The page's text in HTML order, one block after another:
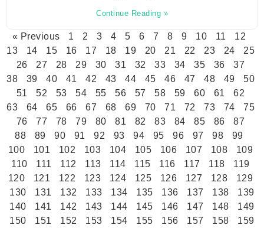
Continue Reading »
« Previous 1 2 3 4 5 6 7 8 9 10 11
12
13
14 15 16 17 18 19 20 21 22 23 24
25
26
27 28 29 30 31 32 33 34 35 36
37
38
39 40 41 42 43 44 45 46 47 48 49
50
51
52 53 54 55 56 57 58 59 60 61
62
63
64 65 66 67 68 69 70 71 72 73 74
75
76
77 78 79 80 81 82 83 84 85 86
87
88
89 90 91 92 93 94 95 96 97 98
99
100
101 102 103 104 105 106 107 108
109
110
111 112 113 114 115 116 117 118
119
120
121 122 123 124 125 126 127 128
129
130
131 132 133 134 135 136 137 138
139
140
141 142 143 144 145 146 147 148
149
150
151 152 153 154 155 156 157 158
159